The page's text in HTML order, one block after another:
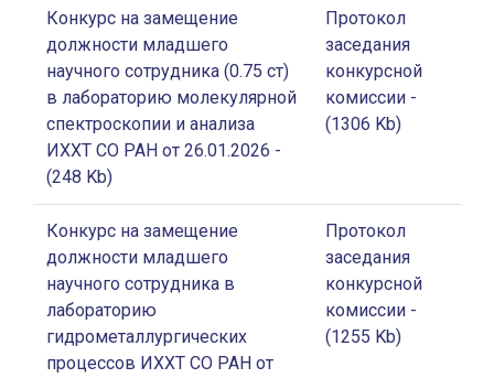
Конкурс на замещение
должности младшего
научного сотрудника (0.75 ст)
в лабораторию молекулярной
спектроскопии и анализа
ИХХТ СО РАН от 26.01.2026 -
(248 Kb)
Протокол
заседания
конкурсной
комиссии -
(1306 Kb)
Конкурс на замещение
должности младшего
научного сотрудника в
лабораторию
гидрометаллургических
процессов ИХХТ СО РАН от
Протокол
заседания
конкурсной
комиссии -
(1255 Kb)